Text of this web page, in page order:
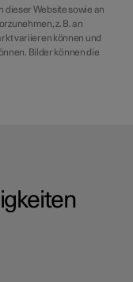
dieser Website sowie an
z. B. an
variieren können und
Bilder können die